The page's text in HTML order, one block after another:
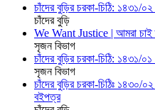
চাঁদের বুড়ির চরকা-চিঠি: ১৪৩১/
চাঁদের বুড়ি
We Want Justice | আমরা চাই
সৃজন বিভাগ
চাঁদের বুড়ির চরকা-চিঠি: ১৪৩১/
সৃজন বিভাগ
চাঁদের বুড়ির চরকা-চিঠিঃ ১৪৩০/
বইপত্র